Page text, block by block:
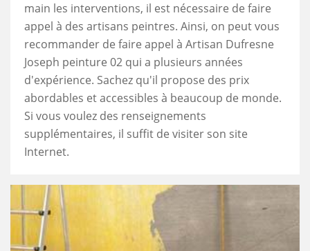
main les interventions, il est nécessaire de faire
appel à des artisans peintres. Ainsi, on peut vous
recommander de faire appel à Artisan Dufresne
Joseph peinture 02 qui a plusieurs années
d'expérience. Sachez qu'il propose des prix
abordables et accessibles à beaucoup de monde.
Si vous voulez des renseignements
supplémentaires, il suffit de visiter son site
Internet.